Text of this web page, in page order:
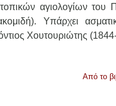
αγιολογίων του
Υπάρχει
Χουτουριώτης
Από το